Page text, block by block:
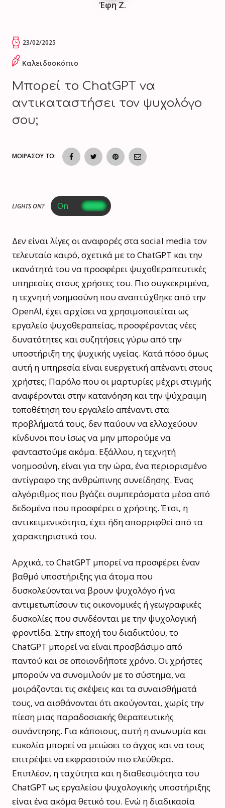
Έφη Ζ.
23/02/2025
Καλειδοσκόπιο
Μπορεί το ChatGPT να
αντικαταστήσει τον ψυχολόγο
σου;
ΜΟΙΡΑΣΟΥ ΤΟ:
LIGHTS ON?
Δεν είναι λίγες οι αναφορές στα social media τον
τελευταίο καιρό, σχετικά με το ChatGPT και την
ικανότητά του να προσφέρει ψυχοθεραπευτικές
υπηρεσίες στους χρήστες του. Πιο συγκεκριμένα,
η τεχνητή νοημοσύνη που αναπτύχθηκε από την
OpenAI, έχει αρχίσει να χρησιμοποιείται ως
εργαλείο ψυχοθεραπείας, προσφέροντας νέες
δυνατότητες και συζητήσεις γύρω από την
υποστήριξη της ψυχικής υγείας. Κατά πόσο όμως
αυτή η υπηρεσία είναι ευεργετική απέναντι στους
χρήστες; Παρόλο που οι μαρτυρίες μέχρι στιγμής
αναφέρονται στην κατανόηση και την ψύχραιμη
τοποθέτηση του εργαλείο απέναντι στα
προβλήματά τους, δεν παύουν να ελλοχεύουν
κίνδυνοι που ίσως να μην μπορούμε να
φανταστούμε ακόμα. Εξάλλου, η τεχνητή
νοημοσύνη, είναι για την ώρα, ένα περιορισμένο
αντίγραφο της ανθρώπινης συνείδησης. Ένας
αλγόριθμος που βγάζει συμπεράσματα μέσα από
δεδομένα που προσφέρει ο χρήστης. Έτσι, η
αντικειμενικότητα, έχει ήδη απορριφθεί από τα
χαρακτηριστικά του.
Αρχικά, το ChatGPT μπορεί να προσφέρει έναν
βαθμό υποστήριξης για άτομα που
δυσκολεύονται να βρουν ψυχολόγο ή να
αντιμετωπίσουν τις οικονομικές ή γεωγραφικές
δυσκολίες που συνδέονται με την ψυχολογική
φροντίδα. Στην εποχή του διαδικτύου, το
ChatGPT μπορεί να είναι προσβάσιμο από
παντού και σε οποιονδήποτε χρόνο. Οι χρήστες
μπορούν να συνομιλούν με το σύστημα, να
μοιράζονται τις σκέψεις και τα συναισθήματά
τους, να αισθάνονται ότι ακούγονται, χωρίς την
πίεση μιας παραδοσιακής θεραπευτικής
συνάντησης. Για κάποιους, αυτή η ανωνυμία και
ευκολία μπορεί να μειώσει το άγχος και να τους
επιτρέψει να εκφραστούν πιο ελεύθερα.
Επιπλέον, η ταχύτητα και η διαθεσιμότητα του
ChatGPT ως εργαλείου ψυχολογικής υποστήριξης
είναι ένα ακόμα θετικό του. Ενώ η διαδικασία